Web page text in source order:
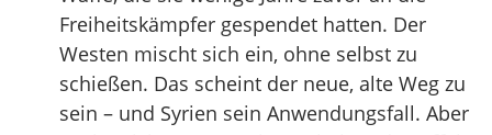
Freiheitskämpfer gespendet hatten. Der
Westen mischt sich ein, ohne selbst zu
schießen. Das scheint der neue, alte Weg zu
sein – und Syrien sein Anwendungsfall. Aber